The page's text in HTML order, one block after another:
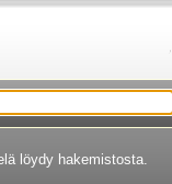
löydy hakemistosta.